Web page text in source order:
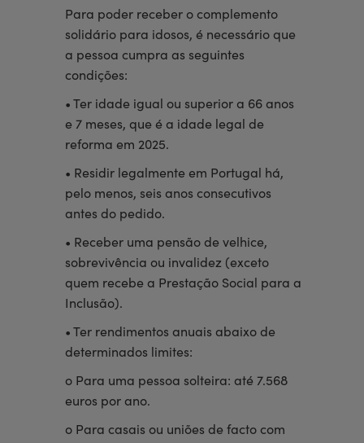
Para poder receber o complemento
solidário para idosos, é necessário que
a pessoa cumpra as seguintes
condições:
• Ter idade igual ou superior a 66 anos
e 7 meses, que é a idade legal de
reforma em 2025.
• Residir legalmente em Portugal há,
pelo menos, seis anos consecutivos
antes do pedido.
• Receber uma pensão de velhice,
sobrevivência ou invalidez (exceto
quem recebe a Prestação Social para a
Inclusão).
• Ter rendimentos anuais abaixo de
determinados limites:
o Para uma pessoa solteira: até 7.568
euros por ano.
o Para casais ou uniões de facto com